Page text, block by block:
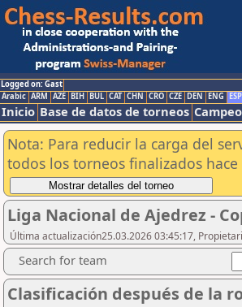
Logged on: Gast
Arabic ARM AZE BIH BUL CAT CHN CRO CZE DEN ENG ESP
Inicio Base de datos de torneos
Nota: Para reducir la carga del
todos los torneos finalizados
Liga Nacional de Ajedrez -
Última actualización25.03.2026 03:45:17,
Search for team
Clasificación después de la